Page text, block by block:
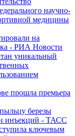
научно-
медицины
на
- РИА Новости
уникальный
прошла премьера
березы
инъекций - ТАСС
ключевым